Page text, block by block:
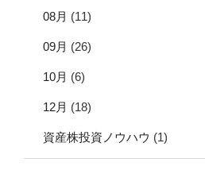
08月 (11)
09月 (26)
10月 (6)
12月 (18)
資産株投資ノウハウ (1)